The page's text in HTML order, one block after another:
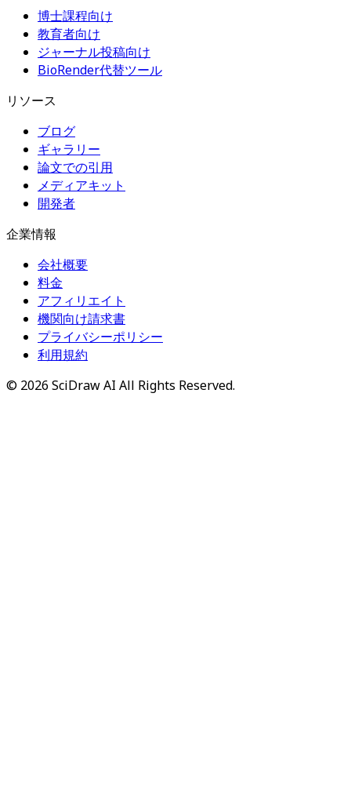
博士課程向け
教育者向け
ジャーナル投稿向け
BioRender代替ツール
リソース
ブログ
ギャラリー
論文での引用
メディアキット
開発者
企業情報
会社概要
料金
アフィリエイト
機関向け請求書
プライバシーポリシー
利用規約
© 2026 SciDraw AI All Rights Reserved.